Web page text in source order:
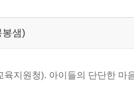
봉샘)
육지원청). 아이들의 단단한 마